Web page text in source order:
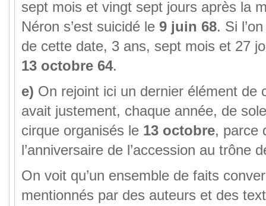
sept mois et vingt sept jours après la
Néron s’est suicidé le 9 juin 68. Si
de cette date, 3 ans, sept mois et 27
13 octobre 64.
e) On rejoint ici un dernier élément de
avait justement, chaque année, de
cirque organisés le 13 octobre, parce
l’anniversaire de l’accession au trône
On voit qu’un ensemble de faits
mentionnés par des auteurs et des